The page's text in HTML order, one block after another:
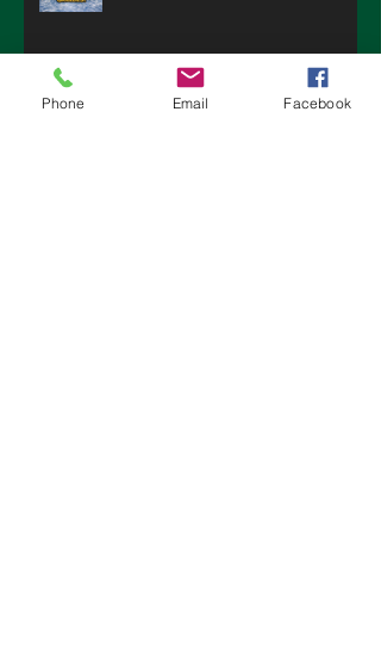
Phone Email Facebook